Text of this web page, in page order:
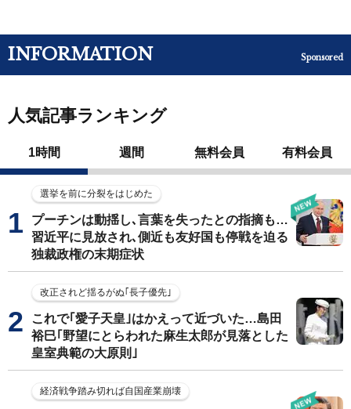
INFORMATION Sponsored
人気記事ランキング
1時間 週間 無料会員 有料会員
選挙を前に分裂をはじめた
プーチンは動揺し､言葉を失ったとの指摘も…
習近平に見放され､側近も友好国も停戦を迫る
独裁政権の末期症状
改正されど揺るがぬ｢長子優先｣
これで｢愛子天皇｣はかえって近づいた…島田
裕巳｢野望にとらわれた麻生太郎が見落とした
皇室典範の大原則｣
経済戦争踏み切れば自国産業崩壊